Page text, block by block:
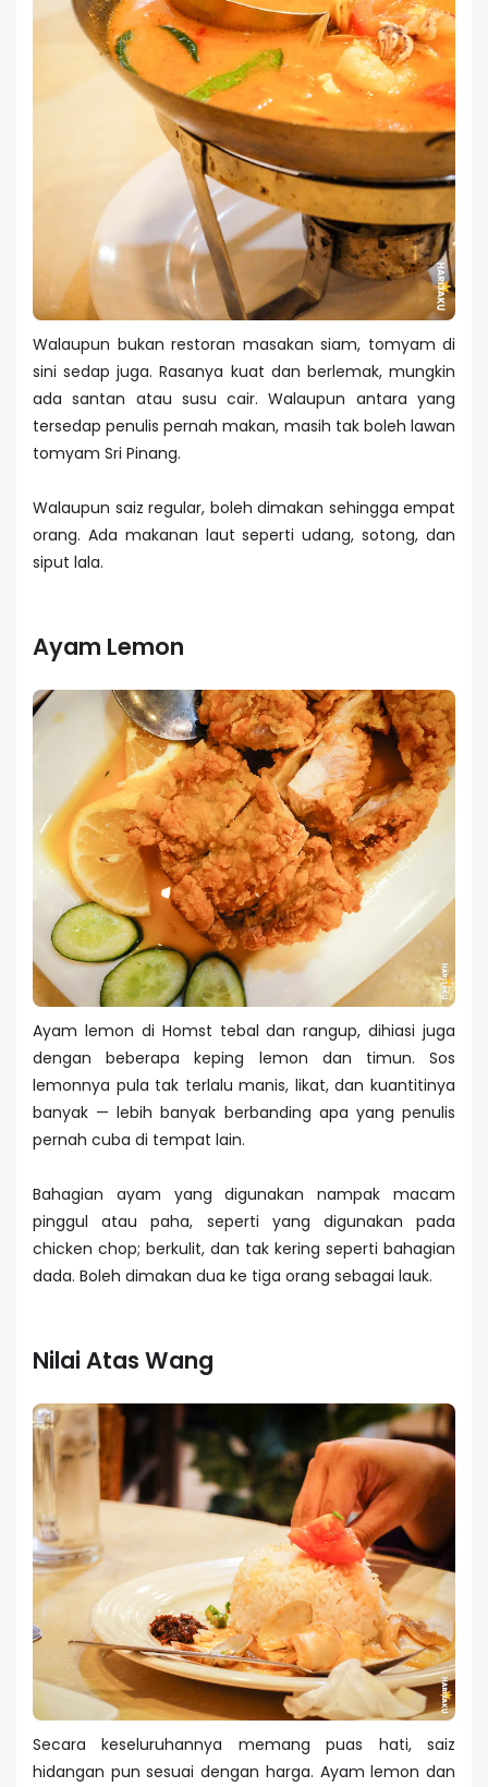
Walaupun bukan restoran masakan siam, tomyam di
sini sedap juga. Rasanya kuat dan berlemak, mungkin
ada santan atau susu cair. Walaupun antara yang
tersedap penulis pernah makan, masih tak boleh lawan
tomyam Sri Pinang.
Walaupun saiz regular, boleh dimakan sehingga empat
orang. Ada makanan laut seperti udang, sotong, dan
siput lala.
Ayam Lemon
Ayam lemon di Homst tebal dan rangup, dihiasi juga
dengan beberapa keping lemon dan timun. Sos
lemonnya pula tak terlalu manis, likat, dan kuantitinya
banyak — lebih banyak berbanding apa yang penulis
pernah cuba di tempat lain.
Bahagian ayam yang digunakan nampak macam
pinggul atau paha, seperti yang digunakan pada
chicken chop; berkulit, dan tak kering seperti bahagian
dada. Boleh dimakan dua ke tiga orang sebagai lauk.
Nilai Atas Wang
Secara keseluruhannya memang puas hati, saiz
hidangan pun sesuai dengan harga. Ayam lemon dan